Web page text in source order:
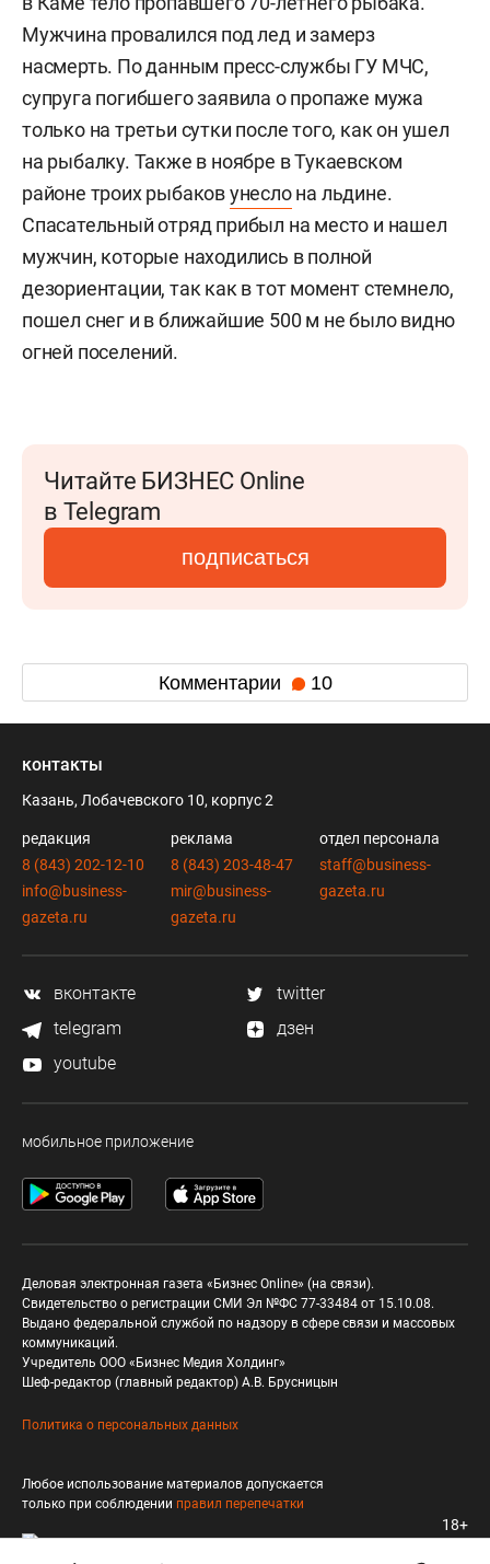
Мужчина провалился под лед и замерз
насмерть. По данным пресс-службы ГУ МЧС,
супруга погибшего заявила о пропаже мужа
только на третьи сутки после того, как он ушел
на рыбалку. Также в ноябре в Тукаевском
районе троих рыбаковунеслона льдине.
Спасательный отряд прибыл на место и нашел
мужчин, которые находились в полной
дезориентации, так как в тот момент стемнело,
пошел снег и в ближайшие 500 м не было видно
огней поселений.
Читайте БИЗНЕС Online
в Telegram
подписаться
Комментарии 10
контакты
Казань, Лобачевского 10, корпус 2
редакция
8 (843) 202-12-10
info@business-
gazeta.ru
реклама
8 (843) 203-48-47
mir@business-
gazeta.ru
отдел персонала
staff@business-
gazeta.ru
вконтакте
twitter
telegram
дзен
youtube
мобильное приложение
Деловая электронная газета «Бизнес Online» (на связи).
Свидетельство о регистрации СМИ Эл №ФС 77-33484 от 15.10.08.
Выдано федеральной службой по надзору в сфере связи и массовых
коммуникаций.
Учредитель ООО «Бизнес Медия Холдинг»
Шеф-редактор (главный редактор) А.В. Брусницын
Политика о персональных данных
Любое использование материалов допускается
только при соблюдении правил перепечатки
18+